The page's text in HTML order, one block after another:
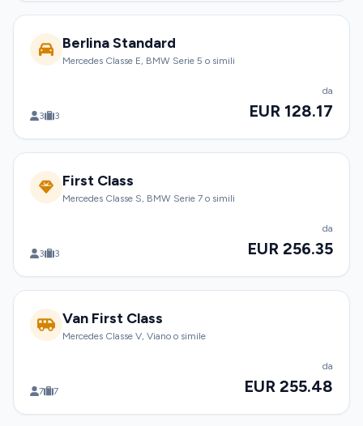
Berlina Standard
Mercedes Classe E, BMW Serie 5 o simili
3 3
da
EUR 128.17
First Class
Mercedes Classe S, BMW Serie 7 o simili
3 3
da
EUR 256.35
Van First Class
Mercedes Classe V, Viano o simile
7 7
da
EUR 255.48